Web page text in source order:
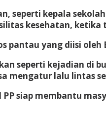
seperti kepala
kesehatan, ketika
pantau yang diisi
seperti kejadian di
mengatur lalu lintas
PP siap membantu